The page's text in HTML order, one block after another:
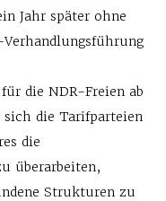
Jahr später ohne
die NDR-Freien ab
sich die Tarifparteien
die
überarbeiten,
Strukturen zu